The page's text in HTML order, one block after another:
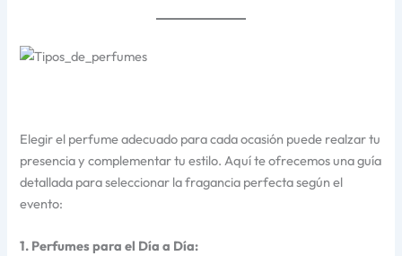
Elegir el perfume adecuado para cada ocasión puede realzar tu
presencia y complementar tu estilo. Aquí te ofrecemos una guía
detallada para seleccionar la fragancia perfecta según el
evento:
1. Perfumes para el Día a Día: